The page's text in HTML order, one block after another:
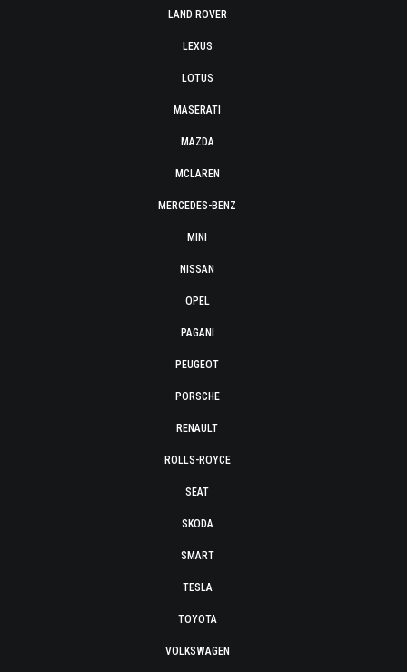
LAND ROVER
LEXUS
LOTUS
MASERATI
MAZDA
MCLAREN
MERCEDES-BENZ
MINI
NISSAN
OPEL
PAGANI
PEUGEOT
PORSCHE
RENAULT
ROLLS-ROYCE
SEAT
SKODA
SMART
TESLA
TOYOTA
VOLKSWAGEN